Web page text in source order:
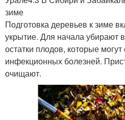
зиме
Подготовка деревьев к зиме
укрытие. Для начала убирают
остатки плодов, которые могут
инфекционных болезней.
очищают.